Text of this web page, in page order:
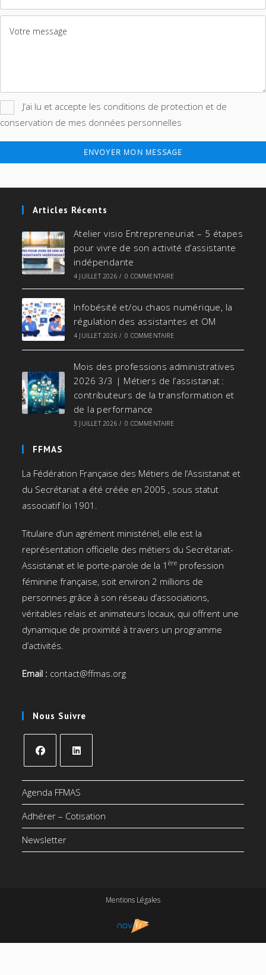
J’ai lu et accepte les conditions de protection et de
conservation de mes données personnelles
ENVOYER MON MESSAGE
Articles Récents
Atelier visio Entrepreneuriat – 5 étapes
pour vivre de son activité d’assistante
indépendante
4 JUILLET 2026 / 0 COMMENTAIRE
Infobésité et/ou chaos numérique, la
régulation des assistantes et OM
4 JUILLET 2026 / 0 COMMENTAIRE
Mois des professions administratives
2026 3/3 | Métiers de l’assistanat :
contributeurs de la transformation et
de la performance
3 JUILLET 2026 / 0 COMMENTAIRE
FFMAS
La Fédération Française des Métiers de l’Assistanat et
du Secrétariat a été créée en 2005 , sous statut
associatif loi 1901.
Titulaire d’un agrément ministériel, elle est la
représentation officielle des métiers du Secrétariat-
Assistanat et le porte-parole de la 1ère profession
féminine française, soit environ 2 millions de
personnes grâce à son réseau d’associations,
véritables relais et animateurs locaux, qui offrent une
dynamique de proximité à travers un programme
d’activités.
Email : contact@ffmas.org
Nous Suivre
dans
un
nouvel
dans
un
nouvel
Agenda FFMAS
Adhérer – Cotisation
Newsletter
Mentions Légales